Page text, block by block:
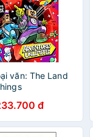
văn: The Land
đ